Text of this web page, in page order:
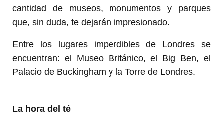
cantidad de museos, monumentos y parques
que, sin duda, te dejarán impresionado.
Entre los lugares imperdibles de Londres se
encuentran: el Museo Británico, el Big Ben, el
Palacio de Buckingham y la Torre de Londres.
La hora del té